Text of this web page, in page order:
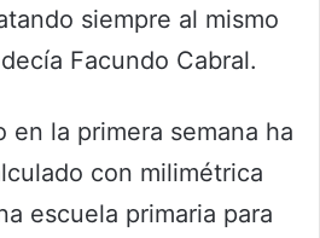
siempre al mismo
Facundo Cabral.
en la primera semana ha
con milimétrica
escuela primaria para